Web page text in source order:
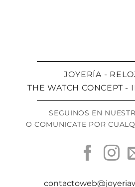
JOYERÍA -
THE WATCH CONCEPT -
SEGUINOS EN
O COMUNICATE POR